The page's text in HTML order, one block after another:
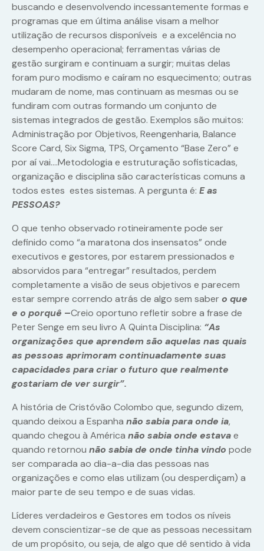
buscando e desenvolvendo incessantemente formas e
programas que em última análise visam a melhor
utilização de recursos disponíveis e a excelência no
desempenho operacional; ferramentas várias de
gestão surgiram e continuam a surgir; muitas delas
foram puro modismo e caíram no esquecimento; outras
mudaram de nome, mas continuam as mesmas ou se
fundiram com outras formando um conjunto de
sistemas integrados de gestão. Exemplos são muitos:
Administração por Objetivos, Reengenharia, Balance
Score Card, Six Sigma, TPS, Orçamento “Base Zero” e
por aí vai….Metodologia e estruturação sofisticadas,
organização e disciplina são características comuns a
todos estes estes sistemas. A pergunta é: E as
PESSOAS?
O que tenho observado rotineiramente pode ser
definido como “a maratona dos insensatos” onde
executivos e gestores, por estarem pressionados e
absorvidos para “entregar” resultados, perdem
completamente a visão de seus objetivos e parecem
estar sempre correndo atrás de algo sem sabero que
e o porquê –Creio oportuno refletir sobre a frase de
Peter Senge em seu livro A Quinta Disciplina: “As
organizações que aprendem são aquelas nas quais
as pessoas aprimoram continuadamente suas
capacidades para criar o futuro que realmente
gostariam de ver surgir”.
A história de Cristóvão Colombo que, segundo dizem,
quando deixou a Espanha não sabia para onde ia,
quando chegou à América não sabia onde estavae
quando retornou não sabia de onde tinha vindo pode
ser comparada ao dia-a-dia das pessoas nas
organizações e como elas utilizam (ou desperdiçam) a
maior parte de seu tempo e de suas vidas.
Líderes verdadeiros e Gestores em todos os níveis
devem conscientizar-se de que as pessoas necessitam
de um propósito, ou seja, de algo que dê sentido à vida